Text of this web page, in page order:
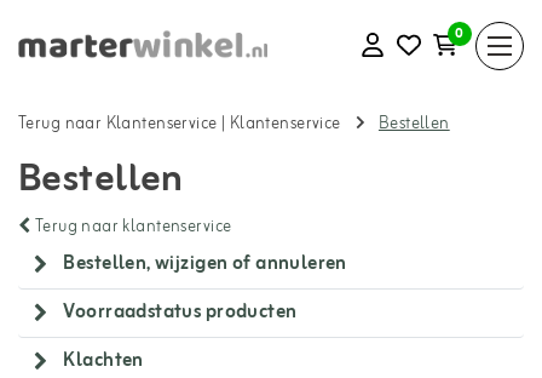
0
Terug naar Klantenservice | Klantenservice Bestellen
Bestellen
Terug naar klantenservice
Bestellen, wijzigen of annuleren
Voorraadstatus producten
Klachten